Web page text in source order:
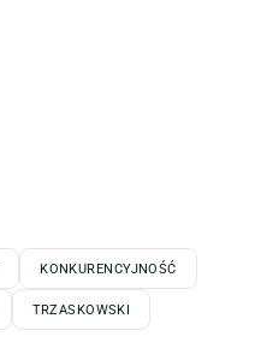
KONKURENCYJNOŚĆ
TRZASKOWSKI